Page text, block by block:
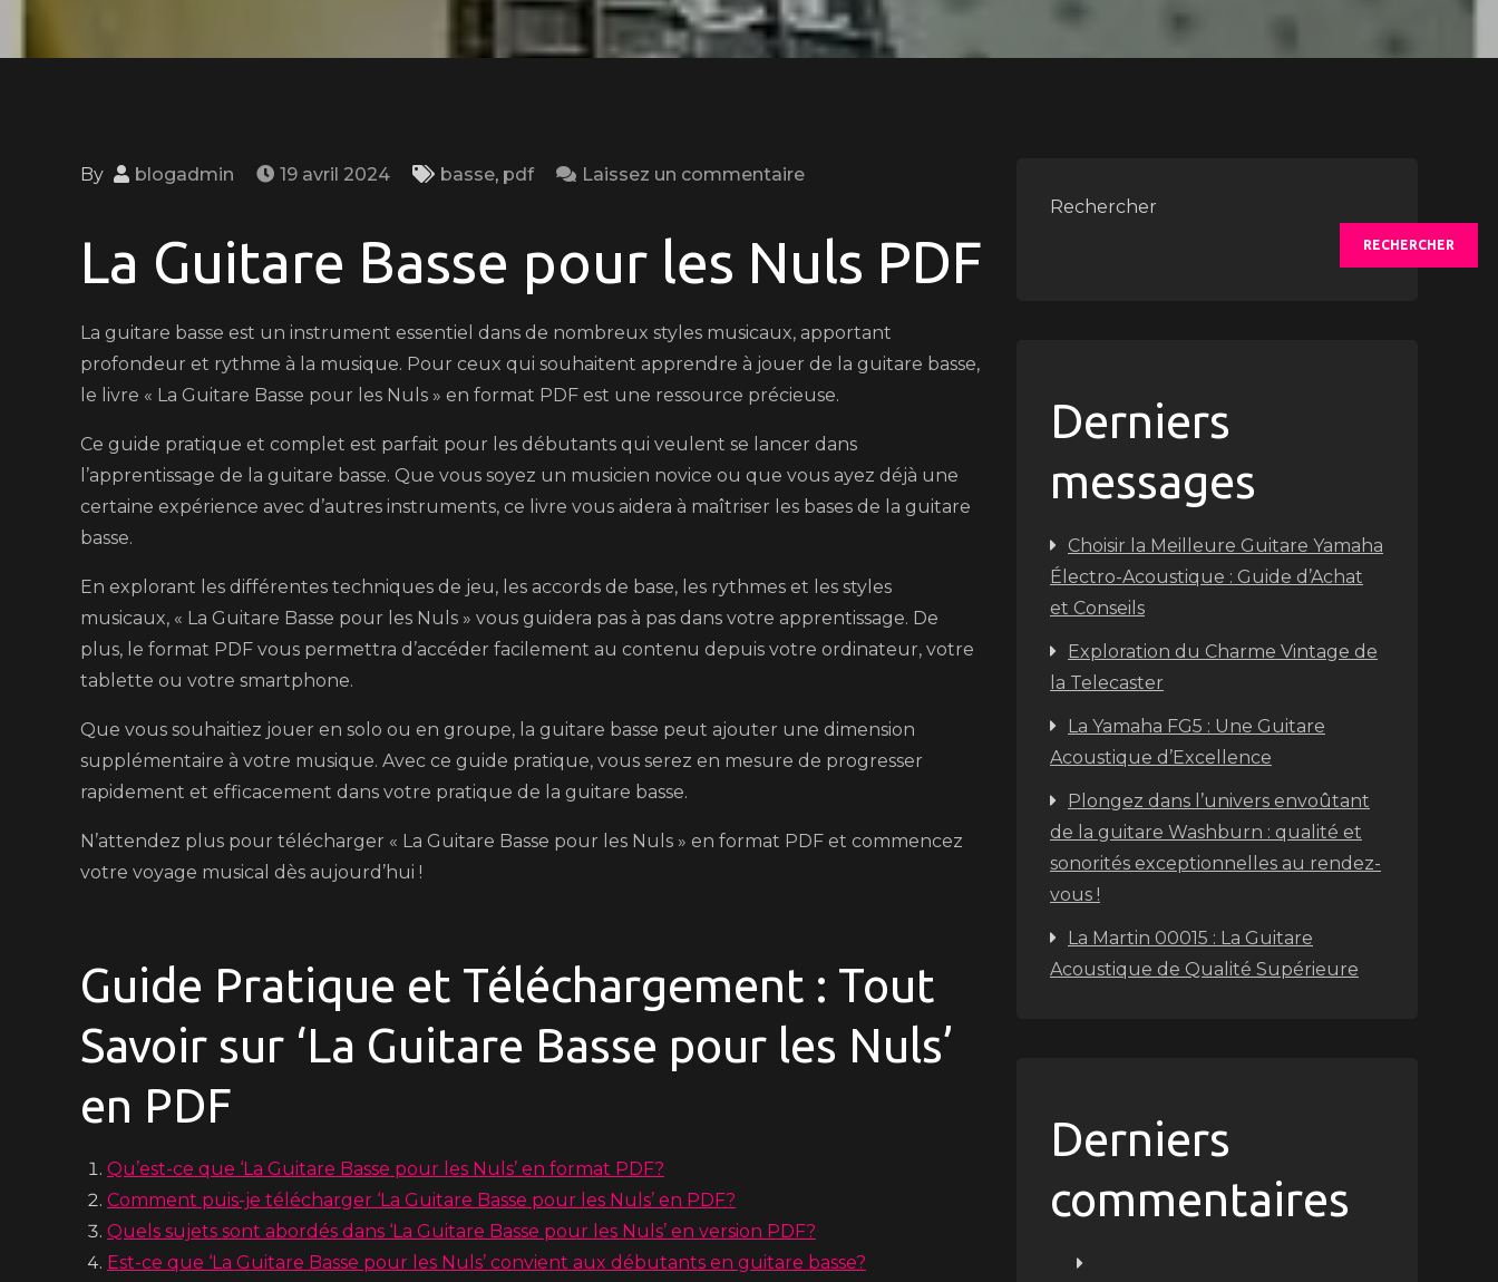
By blogadmin 19 avril 2024 basse, pdf Laissez un commentaireon
« La
Guitare
pour
les
Nuls »
Format
PDF
La Guitare Basse pour les Nuls PDF
La guitare basse est un instrument essentiel dans de nombreux styles musicaux, apportant
profondeur et rythme à la musique. Pour ceux qui souhaitent apprendre à jouer de la guitare basse,
le livre « La Guitare Basse pour les Nuls » en format PDF est une ressource précieuse.
Ce guide pratique et complet est parfait pour les débutants qui veulent se lancer dans
l’apprentissage de la guitare basse. Que vous soyez un musicien novice ou que vous ayez déjà une
certaine expérience avec d’autres instruments, ce livre vous aidera à maîtriser les bases de la guitare
basse.
En explorant les différentes techniques de jeu, les accords de base, les rythmes et les styles
musicaux, « La Guitare Basse pour les Nuls » vous guidera pas à pas dans votre apprentissage. De
plus, le format PDF vous permettra d’accéder facilement au contenu depuis votre ordinateur, votre
tablette ou votre smartphone.
Que vous souhaitiez jouer en solo ou en groupe, la guitare basse peut ajouter une dimension
supplémentaire à votre musique. Avec ce guide pratique, vous serez en mesure de progresser
rapidement et efficacement dans votre pratique de la guitare basse.
N’attendez plus pour télécharger « La Guitare Basse pour les Nuls » en format PDF et commencez
votre voyage musical dès aujourd’hui !
Guide Pratique et Téléchargement : Tout
Savoir sur ‘La Guitare Basse pour les Nuls’
en PDF
Qu’est-ce que ‘La Guitare Basse pour les Nuls’ en format PDF?
Comment puis-je télécharger ‘La Guitare Basse pour les Nuls’ en PDF?
Quels sujets sont abordés dans ‘La Guitare Basse pour les Nuls’ en version PDF?
Est-ce que ‘La Guitare Basse pour les Nuls’ convient aux débutants en guitare basse?
Rechercher
RECHERCHER
Derniers
messages
Choisir la Meilleure Guitare Yamaha
Électro-Acoustique : Guide d’Achat
et Conseils
Exploration du Charme Vintage de
la Telecaster
La Yamaha FG5 : Une Guitare
Acoustique d’Excellence
Plongez dans l’univers envoûtant
de la guitare Washburn : qualité et
sonorités exceptionnelles au rendez-
vous !
La Martin 00015 : La Guitare
Acoustique de Qualité Supérieure
Derniers
commentaires